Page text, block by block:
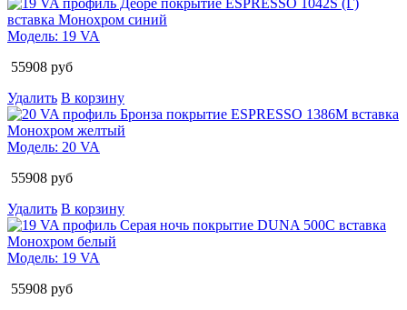
Модель: 19 VA
55908 руб
Удалить В корзину
Модель: 20 VA
55908 руб
Удалить В корзину
Модель: 19 VA
55908 руб